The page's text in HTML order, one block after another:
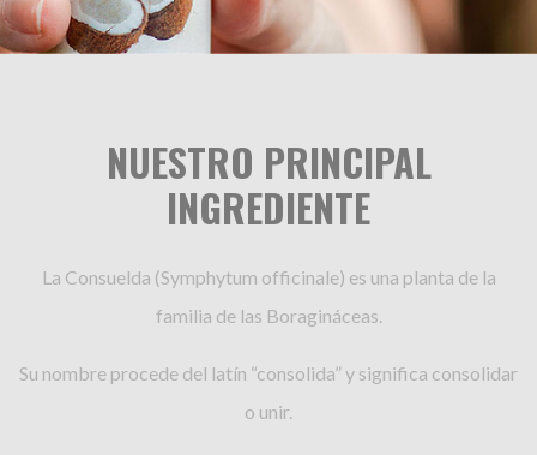
NUESTRO PRINCIPAL
INGREDIENTE
La Consuelda (Symphytum officinale) es una planta de la
familia de las Boragináceas.
Su nombre procede del latín “consolida” y significa consolidar
o unir.